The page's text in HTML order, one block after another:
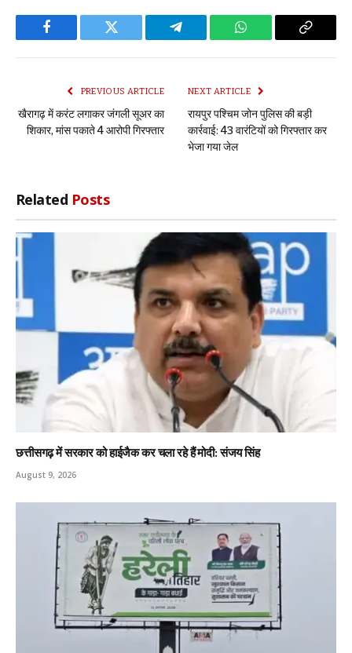
Facebook Twitter Telegram WhatsApp Copy
PREVIOUS ARTICLE
खैरागढ़ में करंट लगाकर जंगली सूअर का
शिकार, मांस पकाते 4 आरोपी गिरफ्तार
NEXT ARTICLE
रायपुर पश्चिम जोन पुलिस की बड़ी
कार्रवाई: 43 वारंटियों को गिरफ्तार कर
भेजा गया जेल
Related Posts
छत्तीसगढ़ में सरकार को हाईजैक कर चला रहे हैं मोदी: संजय सिंह
August 9, 2026